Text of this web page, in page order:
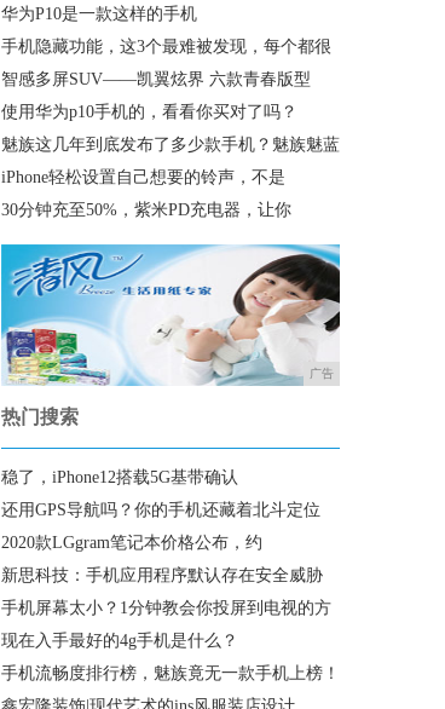
华为P10是一款这样的手机
手机隐藏功能，这3个最难被发现，每个都很
智感多屏SUV——凯翼炫界 六款青春版型
使用华为p10手机的，看看你买对了吗？
魅族这几年到底发布了多少款手机？魅族魅蓝
iPhone轻松设置自己想要的铃声，不是
30分钟充至50%，紫米PD充电器，让你
广告
热门搜索
稳了，iPhone12搭载5G基带确认
还用GPS导航吗？你的手机还藏着北斗定位
2020款LGgram笔记本价格公布，约
新思科技：手机应用程序默认存在安全威胁
手机屏幕太小？1分钟教会你投屏到电视的方
现在入手最好的4g手机是什么？
手机流畅度排行榜，魅族竟无一款手机上榜！